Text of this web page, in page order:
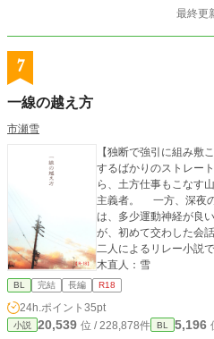
Height:183/Weight:75/Age:? 佐野 鷹千穗
御園 斎門 Saimon
最終更
7
一線の越え方
市瀬雪
【独断で強引に組み敷
するばかりのストレート】 ホストめいた容姿を持
ら、土方仕事もこなす
主義者。 一方、深夜
は、多少運動神経が良
が、初めて交わした会話か
二人によるリレー小
木直人：雪
BL 完結 長編 R18
24h.ポイント 35pt
小説 20,539 位 / 228,878件 BL 5,196